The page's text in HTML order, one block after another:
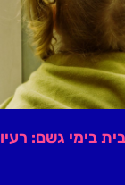
בימי גשם: